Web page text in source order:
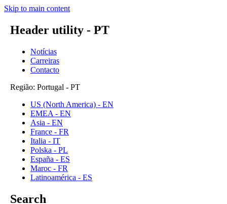
Skip to main content
Header utility - PT
Notícias
Carreiras
Contacto
Região: Portugal - PT
US (North America) - EN
EMEA - EN
Asia - EN
France - FR
Italia - IT
Polska - PL
España - ES
Maroc - FR
Latinoamérica - ES
Search